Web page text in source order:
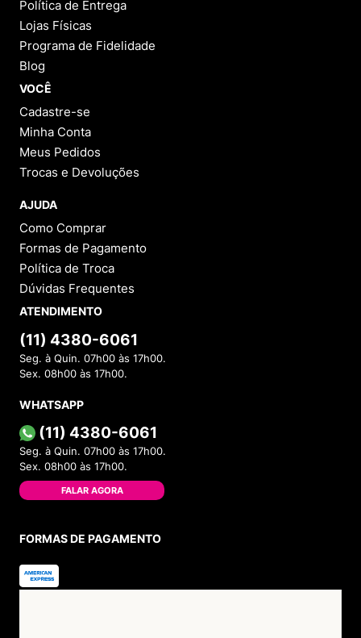
Política de Entrega
Lojas Físicas
Programa de Fidelidade
Blog
VOCÊ
Cadastre-se
Minha Conta
Meus Pedidos
Trocas e Devoluções
AJUDA
Como Comprar
Formas de Pagamento
Política de Troca
Dúvidas Frequentes
ATENDIMENTO
(11) 4380-6061
Seg. à Quin. 07h00 às 17h00.
Sex. 08h00 às 17h00.
WHATSAPP
(11) 4380-6061
Seg. à Quin. 07h00 às 17h00.
Sex. 08h00 às 17h00.
FALAR AGORA
FORMAS DE PAGAMENTO